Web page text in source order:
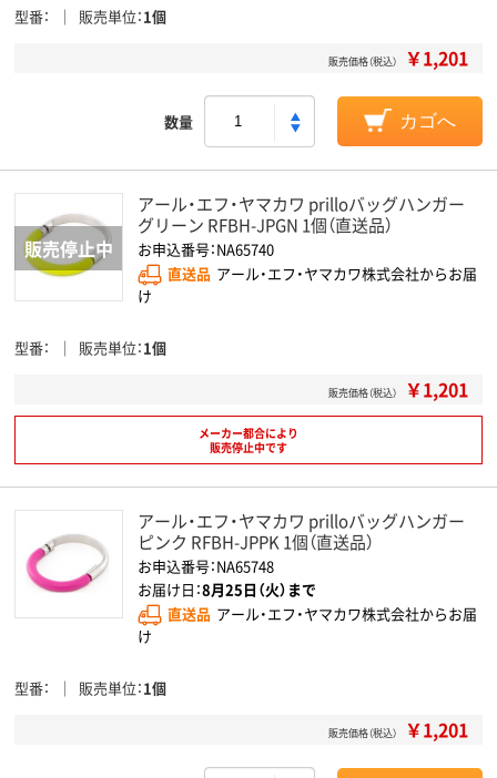
型番 販売単位 1個
販売価格（税込） ￥1,201
数量 カゴへ
アール・エフ・ヤマカワ prilloバッグハンガー
グリーン RFBH-JPGN 1個（直送品）
お申込番号：NA65740
直送品 アール・エフ・ヤマカワ株式会社からお届
け
型番 販売単位 1個
販売価格（税込） ￥1,201
メーカー都合により
販売停止中です
アール・エフ・ヤマカワ prilloバッグハンガー
ピンク RFBH-JPPK 1個（直送品）
お申込番号：NA65748
お届け日：8月25日（火）まで
直送品 アール・エフ・ヤマカワ株式会社からお届
け
型番 販売単位 1個
販売価格（税込） ￥1,201